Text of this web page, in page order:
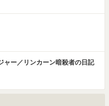
ャー／リンカーン暗殺者の日記